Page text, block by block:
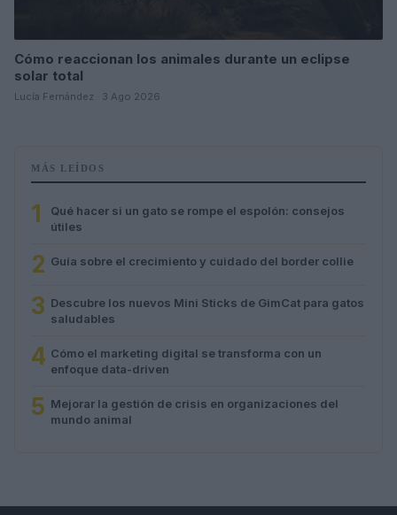
Cómo reaccionan los animales durante un eclipse
solar total
Lucía Fernández · 3 Ago 2026
MÁS LEÍDOS
1
Qué hacer si un gato se rompe el espolón: consejos
útiles
2 Guía sobre el crecimiento y cuidado del border collie
3 Descubre los nuevos Mini Sticks de GimCat para gatos
saludables
4 Cómo el marketing digital se transforma con un
enfoque data-driven
5 Mejorar la gestión de crisis en organizaciones del
mundo animal